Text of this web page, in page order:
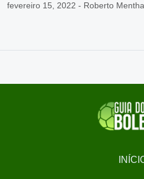
fevereiro 15, 2022 - Roberto Mentha